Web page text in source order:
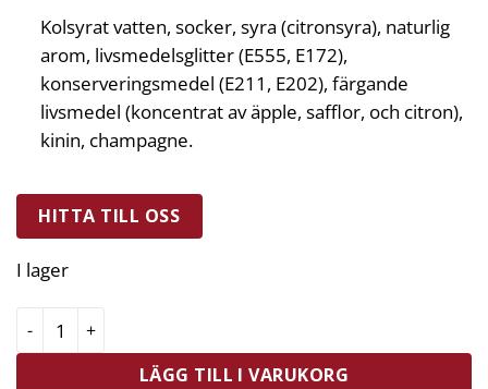
Kolsyrat vatten, socker, syra (citronsyra), naturlig
arom, livsmedelsglitter (E555, E172),
konserveringsmedel (E211, E202), färgande
livsmedel (koncentrat av äpple, safflor, och citron),
kinin, champagne.
HITTA TILL OSS
I lager
LÄGG TILL I VARUKORG